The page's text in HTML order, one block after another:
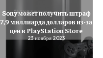
Sony может получить штраф
7,9 миллиарда долларов из-за
цен в PlayStation Store
23 ноября 2023